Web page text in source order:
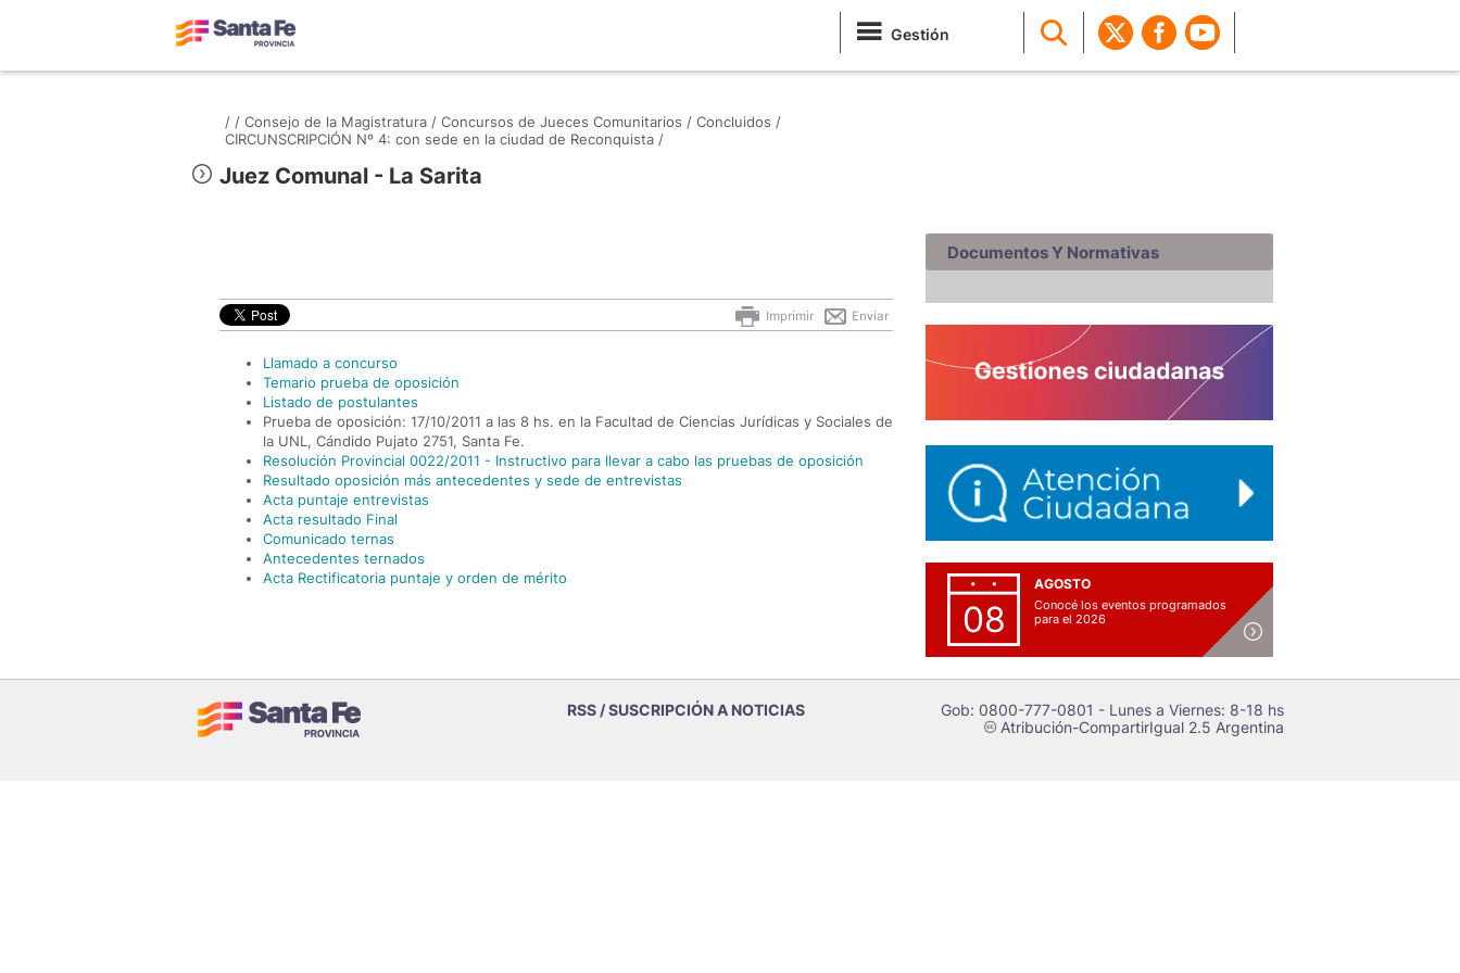
Gestión
/ / Consejo de la Magistratura / Concursos de Jueces Comunitarios / Concluidos /
CIRCUNSCRIPCIÓN Nº 4: con sede en la ciudad de Reconquista /
Juez Comunal - La Sarita
Enviar
Imprimir
Llamado a concurso
Temario prueba de oposición
Listado de postulantes
Prueba de oposición: 17/10/2011 a las 8 hs. en la Facultad de Ciencias Jurídicas y Sociales de
la UNL, Cándido Pujato 2751, Santa Fe.
Resolución Provincial 0022/2011 - Instructivo para llevar a cabo las pruebas de oposición
Resultado oposición más antecedentes y sede de entrevistas
Acta puntaje entrevistas
Acta resultado Final
Comunicado ternas
Antecedentes ternados
Acta Rectificatoria puntaje y orden de mérito
Documentos Y Normativas
08
AGOSTO
Conocé los eventos programados
para el 2026
RSS / SUSCRIPCIÓN A NOTICIAS Gob: 0800-777-0801 - Lunes a Viernes: 8-18 hs
cAtribución-CompartirIgual 2.5 Argentina